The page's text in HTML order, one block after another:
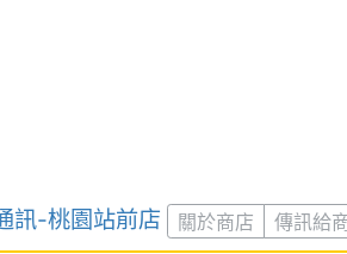
訊-桃園站前店 關於商店 傳訊給